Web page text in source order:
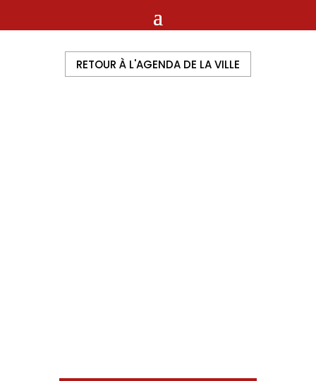
RETOUR À L'AGENDA DE LA VILLE